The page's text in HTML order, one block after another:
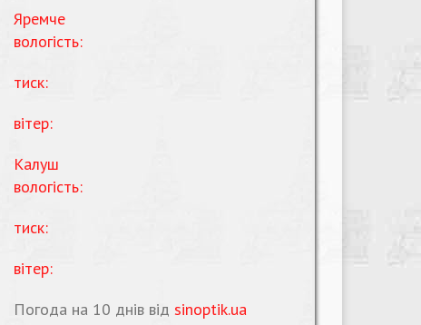
Яремче
вологість:
тиск:
вітер:
Калуш
вологість:
тиск:
вітер:
Погода на 10 днів від sinoptik.ua